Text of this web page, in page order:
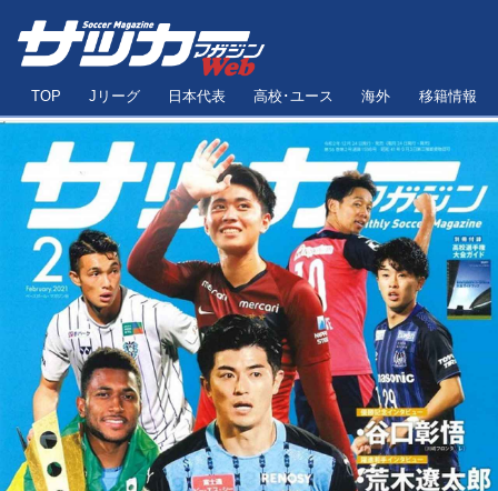
TOP Jリーグ 日本代表 高校･ユース 海外 移籍情報